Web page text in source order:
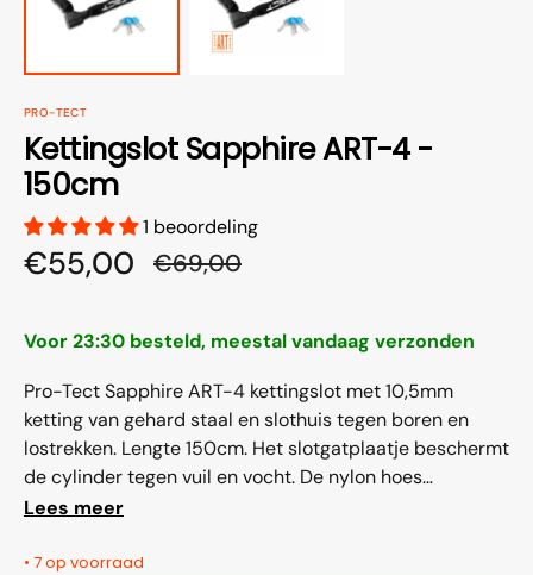
PRO-TECT
Kettingslot Sapphire ART-4 -
150cm
1 beoordeling
Aanbiedingsprijs
€55,00
Normale
€69,00
Voor 23:30 besteld, meestal vandaag verzonden
Pro-Tect Sapphire ART-4 kettingslot met 10,5mm
ketting van gehard staal en slothuis tegen boren en
lostrekken. Lengte 150cm. Het slotgatplaatje beschermt
de cylinder tegen vuil en vocht. De nylon hoes
beschermt het lakwerk. ART-4 (Keurmerk-nr: 4147)
Lees meer
• 7 op voorraad